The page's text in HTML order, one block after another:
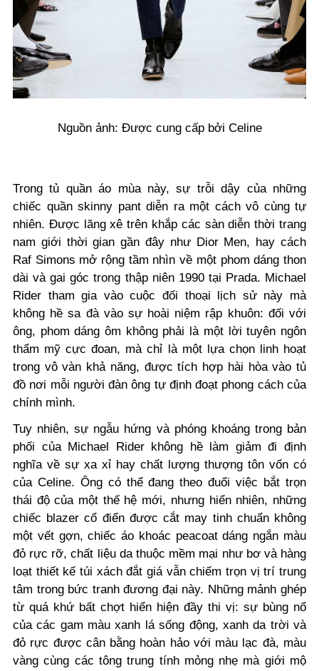
Nguồn ảnh: Được cung cấp bởi Celine
Trong tủ quần áo mùa này, sự trỗi dậy của những
chiếc quần skinny pant diễn ra một cách vô cùng tự
nhiên. Được lăng xê trên khắp các sàn diễn thời trang
nam giới thời gian gần đây như Dior Men, hay cách
Raf Simons mở rộng tầm nhìn về một phom dáng thon
dài và gai góc trong thập niên 1990 tại Prada. Michael
Rider tham gia vào cuộc đối thoại lịch sử này mà
không hề sa đà vào sự hoài niệm rập khuôn: đối với
ông, phom dáng ôm không phải là một lời tuyên ngôn
thẩm mỹ cực đoan, mà chỉ là một lựa chọn linh hoạt
trong vô vàn khả năng, được tích hợp hài hòa vào tủ
đồ nơi mỗi người đàn ông tự định đoạt phong cách của
chính mình.
Tuy nhiên, sự ngẫu hứng và phóng khoáng trong bản
phối của Michael Rider không hề làm giảm đi định
nghĩa về sự xa xỉ hay chất lượng thượng tôn vốn có
của Celine. Ông có thể đang theo đuổi việc bắt trọn
thái độ của một thế hệ mới, nhưng hiển nhiên, những
chiếc blazer cổ điển được cắt may tinh chuẩn không
một vết gợn, chiếc áo khoác peacoat dáng ngắn màu
đỏ rực rỡ, chất liệu da thuộc mềm mại như bơ và hàng
loạt thiết kế túi xách đắt giá vẫn chiếm trọn vị trí trung
tâm trong bức tranh đương đại này. Những mảnh ghép
từ quá khứ bất chợt hiển hiện đầy thi vị: sự bùng nổ
của các gam màu xanh lá sống động, xanh da trời và
đỏ rực được cân bằng hoàn hảo với màu lạc đà, màu
vàng cùng các tông trung tính mỏng nhẹ mà giới mộ